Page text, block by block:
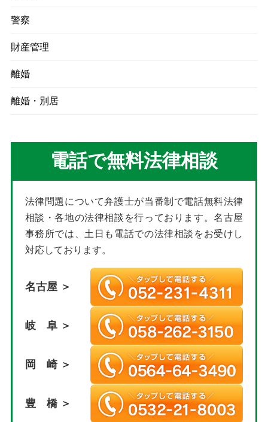
警察
財産管理
離婚
離婚・別居
電話で無料法律相談
法律問題について弁護士が当番制で電話無料法律
相談・各地の法律相談を行っております。名古屋
事務所では、土日も電話での法律相談をお受けし
対応しております。
名古屋 ＞
岐 阜 ＞
岡 崎 ＞
豊 橋 ＞